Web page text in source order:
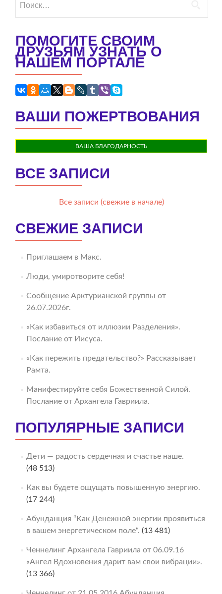
ПОМОГИТЕ СВОИМ
ДРУЗЬЯМ УЗНАТЬ О
НАШЕМ ПОРТАЛЕ
ВАШИ ПОЖЕРТВОВАНИЯ
ВАША БЛАГОДАРНОСТЬ
ВСЕ ЗАПИСИ
Все записи (свежие в начале)
СВЕЖИЕ ЗАПИСИ
Приглашаем в Макс.
Люди, умиротворите себя!
Сообщение Арктурианской группы от
26.07.2026г.
«Как избавиться от иллюзии Разделения».
Послание от Иисуса.
«Как пережить предательство?» Рассказывает
Рамта.
Манифестируйте себя Божественной Силой.
Послание от Архангела Гавриила.
ПОПУЛЯРНЫЕ ЗАПИСИ
Дети — радость сердечная и счастье наше.
(48 513)
Как вы будете ощущать повышенную энергию.
(17 244)
Абунданция “Как Денежной энергии проявиться
в вашем энергетическом поле“. (13 481)
Ченнелинг Архангела Гавриила от 06.09.16
«Ангел Вдохновения дарит вам свои вибрации».
(13 366)